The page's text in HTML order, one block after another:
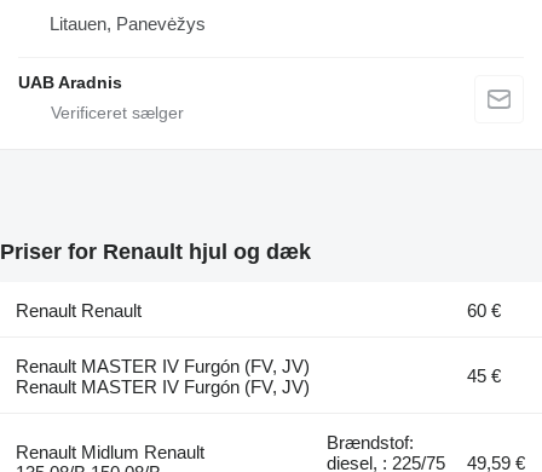
Litauen, Panevėžys
UAB Aradnis
Priser for Renault hjul og dæk
Renault Renault 60 €
Renault MASTER IV Furgón (FV, JV)
Renault MASTER IV Furgón (FV, JV)
45 €
Renault Midlum Renault
Brændstof:
diesel, : 225/75
49,59 €